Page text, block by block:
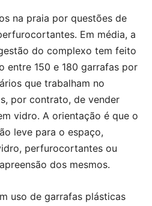
na praia por questões de
Em média, a
do complexo tem feito
entre 150 e 180 garrafas por
que trabalham no
por contrato, de vender
vidro. A orientação é que o
leve para o espaço,
perfurocortantes ou
dos mesmos.
uso de garrafas plásticas